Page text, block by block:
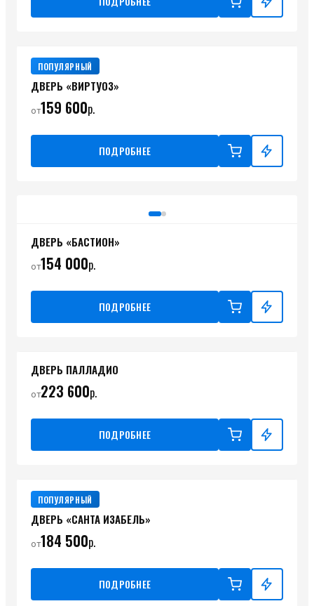
ПОПУЛЯРНЫЙ
ДВЕРЬ «ВИРТУОЗ»
от159 600р.
ПОДРОБНЕЕ
ДВЕРЬ «БАСТИОН»
от154 000р.
ПОДРОБНЕЕ
ДВЕРЬ ПАЛЛАДИО
от223 600р.
ПОДРОБНЕЕ
ПОПУЛЯРНЫЙ
ДВЕРЬ «САНТА ИЗАБЕЛЬ»
от184 500р.
ПОДРОБНЕЕ